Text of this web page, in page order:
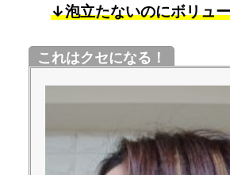
↓泡立たないのにボリュ
これはクセになる！